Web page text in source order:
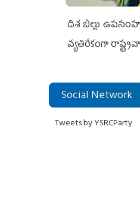
దిశ బిల్లు
వ్యతిరేకంగా
ఆందోళనలు
Social Network
Tweets by YSRCParty